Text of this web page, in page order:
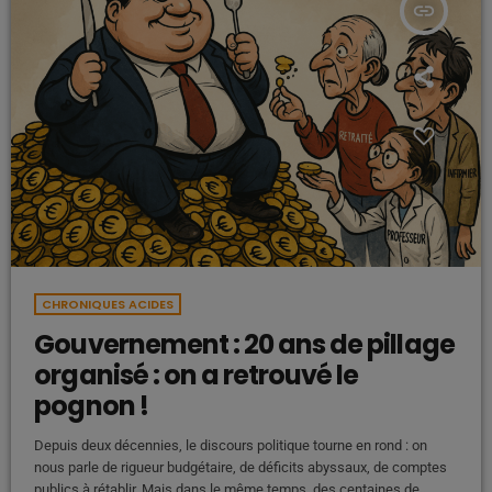
insert_link
CHRONIQUES ACIDES
Gouvernement : 20 ans de pillage
organisé : on a retrouvé le
pognon !
Depuis deux décennies, le discours politique tourne en rond : on
nous parle de rigueur budgétaire, de déficits abyssaux, de comptes